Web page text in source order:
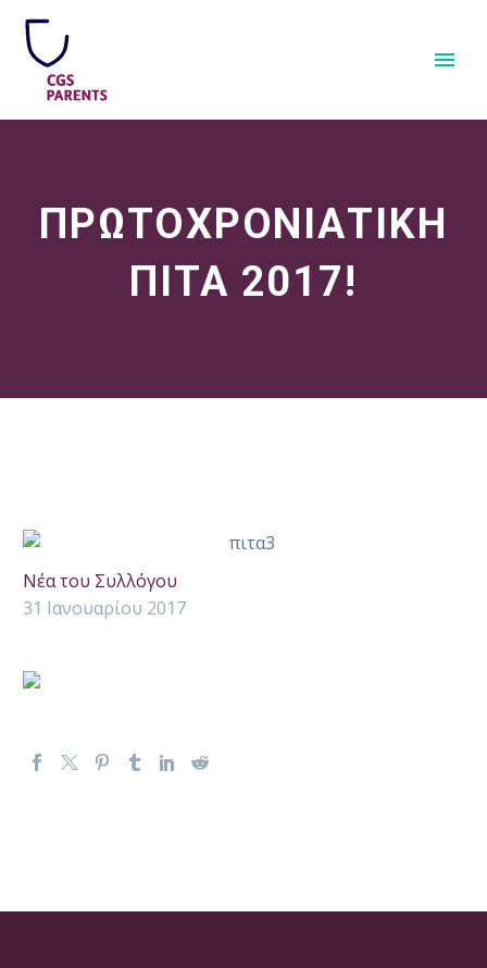
ΠΡΩΤΟΧΡΟΝΙΑΤΙΚΗ
ΠΙΤΑ 2017!
Νέα του Συλλόγου
31 Ιανουαρίου 2017